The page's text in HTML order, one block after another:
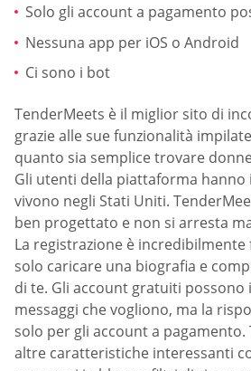
Solo gli account a pagamento
Nessuna app per iOS o Android
Ci sono i bot
TenderMeets è il miglior sito di
grazie alle sue funzionalità
quanto sia semplice trovare
Gli utenti della piattaforma hanno
vivono negli Stati Uniti.
ben progettato e non si arresta
La registrazione è
solo caricare una biografia e
di te. Gli account gratuiti possono
messaggi che vogliono, ma la
solo per gli account a pagamento.
altre caratteristiche interessanti